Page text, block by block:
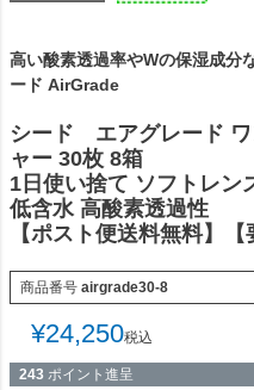
高い酸素透過率やWの保湿成分
ード AirGrade
シード エアグレード
ャー 30枚 8箱
1日使い捨て ソフトレン
低含水 高酸素透過性
【ポスト便送料無料】【
商品番号 airgrade30-8
¥24,250税込
243 ポイント進呈